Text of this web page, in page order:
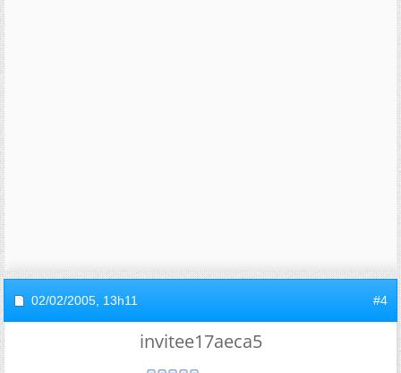
02/02/2005, 13h11 #4
invitee17aeca5